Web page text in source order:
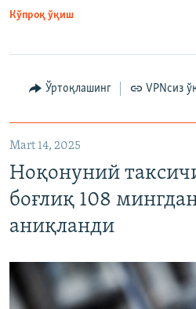
Кўпроқ ўқиш
Ўртоқлашинг VPNсиз
Mart 14, 2025
Ноқонуний
боғлиқ 108
аниқланди